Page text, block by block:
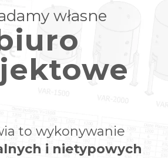
własne
to wykonywanie
i nietypowych